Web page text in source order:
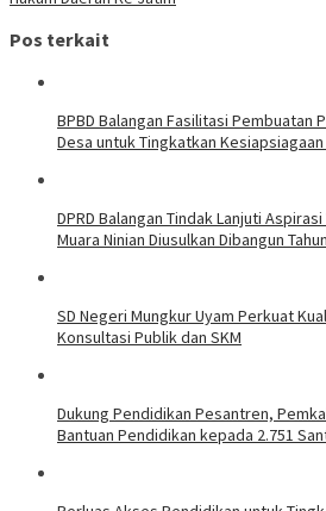
Pos terkait
BPBD Balangan Fasilitasi Pembuatan
Desa untuk Tingkatkan
DPRD Balangan Tindak Lanjuti
Muara Ninian Diusulkan Dibangun
SD Negeri Mungkur Uyam Perkuat
Konsultasi Publik dan SKM
Dukung Pendidikan Pesantren,
Bantuan Pendidikan kepada 2.751